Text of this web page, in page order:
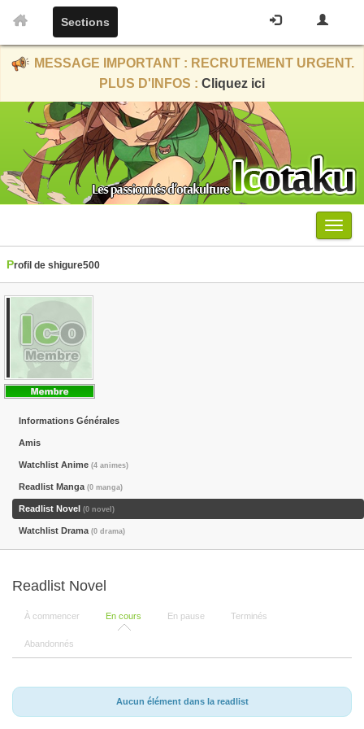
Sections
MESSAGE IMPORTANT : RECRUTEMENT URGENT.
PLUS D'INFOS : Cliquez ici
Menu
Profil de shigure500
Informations Générales
Amis
Watchlist Anime (4 animes)
Readlist Manga (0 manga)
Readlist Novel (0 novel)
Watchlist Drama (0 drama)
Readlist Novel
À commencer En cours En pause Terminés
Abandonnés
Aucun élément dans la readlist